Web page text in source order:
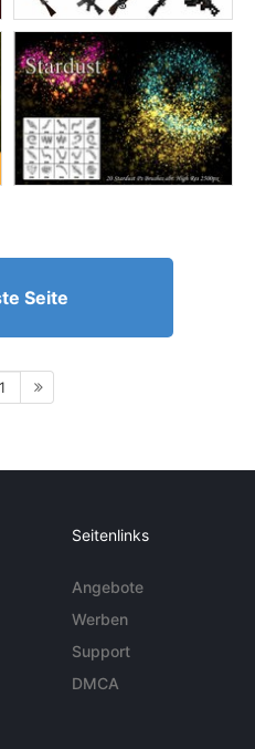
Seite
1
Seitenlinks
Angebote
Werben
Support
DMCA